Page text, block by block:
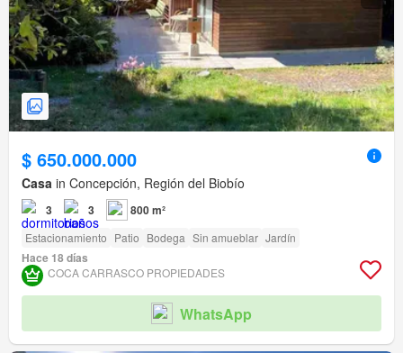
$ 650.000.000
Casa in Concepción, Región del Biobío
3 3 800 m²
Estacionamiento Patio Bodega Sin amueblar Jardín
Hace 18 días
COCA CARRASCO PROPIEDADES
WhatsApp